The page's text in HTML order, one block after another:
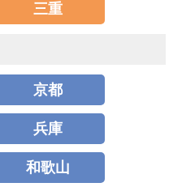
三重
京都
兵庫
和歌山